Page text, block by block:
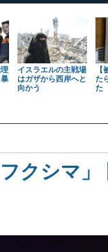
理
イスラエルの主戦場
はガザから西岸へと
向かう
【
た
た
クシマ」